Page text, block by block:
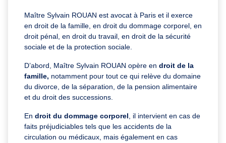
Maître Sylvain ROUAN est avocat à Paris et il exerce
en droit de la famille, en droit du dommage corporel, en
droit pénal, en droit du travail, en droit de la sécurité
sociale et de la protection sociale.
D’abord, Maître Sylvain ROUAN opère en droit de la
famille, notamment pour tout ce qui relève du domaine
du divorce, de la séparation, de la pension alimentaire
et du droit des successions.
En droit du dommage corporel, il intervient en cas de
faits préjudiciables tels que les accidents de la
circulation ou médicaux, mais également en cas